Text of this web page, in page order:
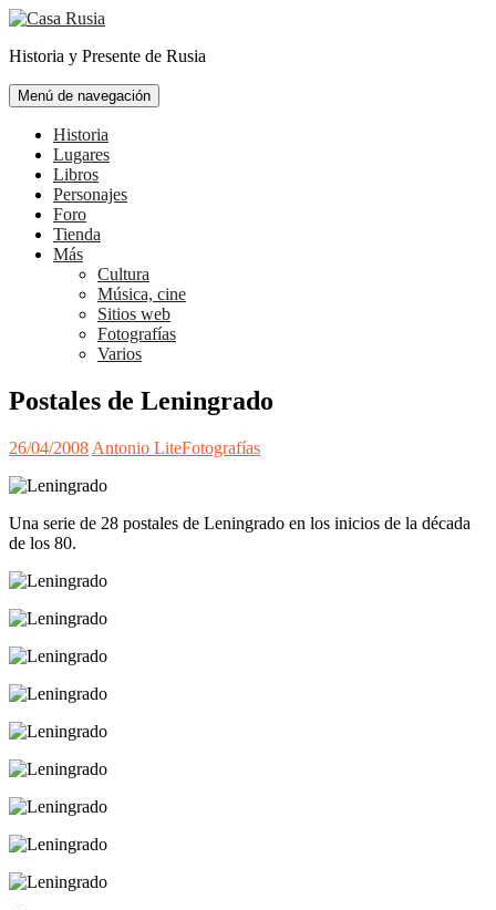
Ir
contenido
Historia y Presente de Rusia
Menú de navegación
Historia
Lugares
Libros
Personajes
Foro
Tienda
Más
Cultura
Música, cine
Sitios web
Fotografías
Varios
Postales de Leningrado
26/04/2008 Antonio LiteFotografías
Una serie de 28 postales de Leningrado en los inicios de la década
de los 80.